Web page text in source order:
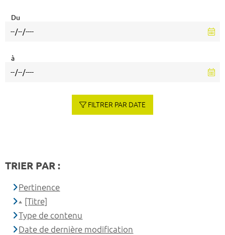
Du
à
FILTRER PAR DATE
TRIER PAR :
Pertinence
[Titre]
Type de contenu
Date de dernière modification